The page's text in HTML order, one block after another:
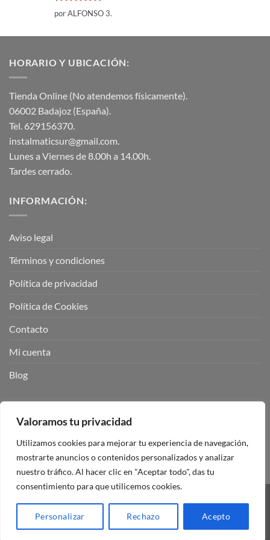
Valoramos tu privacidad
Utilizamos cookies para mejorar tu experiencia de navegación,
mostrarte anuncios o contenidos personalizados y analizar
nuestro tráfico. Al hacer clic en "Aceptar todo", das tu
consentimiento para que utilicemos cookies.
Personalizar Rechazo Acepto
Valorado
con
por ALFONSO 3.
HORARIO Y UBICACIÓN:
Tienda Online (No atendemos físicamente).
06002 Badajoz (España).
Tel. 629156370.
instalmaticsur@gmail.com.
Lunes a Viernes de 8.00h a 14.00h.
Tardes cerrado.
INFORMACIÓN:
Aviso legal
Términos y condiciones
Política de privacidad
Política de Cookies
Contacto
Mi cuenta
Blog
Visa PayPal Stripe MasterCard
Copyright 2026 ©Mando Garaje Universal Tienda Online España.